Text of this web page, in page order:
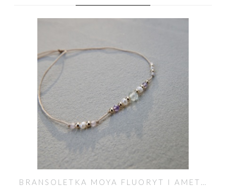
BRANSOLETKA MOYA FLUORYT I AMETYST LAWENDOWY